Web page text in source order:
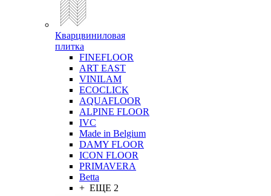
Кварцвиниловая
плитка
FINEFLOOR
ART EAST
VINILAM
ECOCLICK
AQUAFLOOR
ALPINE FLOOR
IVC
Made in Belgium
DAMY FLOOR
ICON FLOOR
PRIMAVERA
Betta
+ ЕЩЕ 2